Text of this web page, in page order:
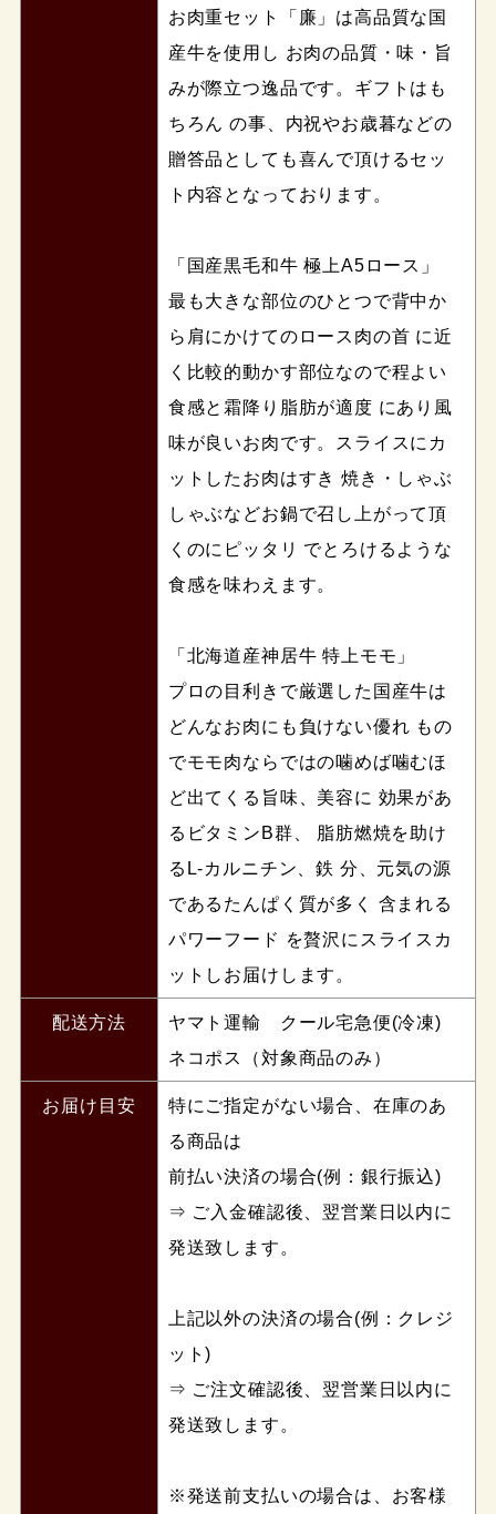
お肉重セット「廉」は高品質な国
産牛を使用し お肉の品質・味・旨
みが際立つ逸品です。ギフトはも
ちろん の事、内祝やお歳暮などの
贈答品としても喜んで頂けるセッ
ト内容となっております。
「国産黒毛和牛 極上A5ロース」
最も大きな部位のひとつで背中か
ら肩にかけてのロース肉の首 に近
く比較的動かす部位なので程よい
食感と霜降り脂肪が適度 にあり風
味が良いお肉です。スライスにカ
ットしたお肉はすき 焼き・しゃぶ
しゃぶなどお鍋で召し上がって頂
くのにピッタリ でとろけるような
食感を味わえます。
「北海道産神居牛 特上モモ」
プロの目利きで厳選した国産牛は
どんなお肉にも負けない優れ もの
でモモ肉ならではの噛めば噛むほ
ど出てくる旨味、美容に 効果があ
るビタミンB群、 脂肪燃焼を助け
るL-カルニチン、鉄 分、元気の源
であるたんぱく質が多く 含まれる
パワーフード を贅沢にスライスカ
ットしお届けします。
配送方法
ヤマト運輸 クール宅急便(冷凍)
ネコポス（対象商品のみ）
お届け目安
特にご指定がない場合、在庫のあ
る商品は
前払い決済の場合(例：銀行振込)
⇒ ご入金確認後、翌営業日以内に
発送致します。
上記以外の決済の場合(例：クレジ
ット)
⇒ ご注文確認後、翌営業日以内に
発送致します。
※発送前支払いの場合は、お客様